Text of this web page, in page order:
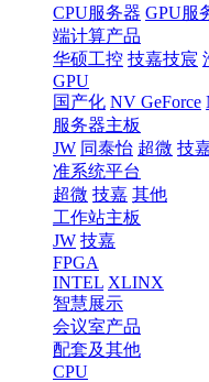
CPU服务器 GPU服
端计算产品
华硕工控 技嘉技宸
GPU
国产化 NV GeForce
服务器主板
JW 同泰怡 超微 技
准系统平台
超微 技嘉 其他
工作站主板
JW 技嘉
FPGA
INTEL XLINX
智慧展示
会议室产品
配套及其他
CPU